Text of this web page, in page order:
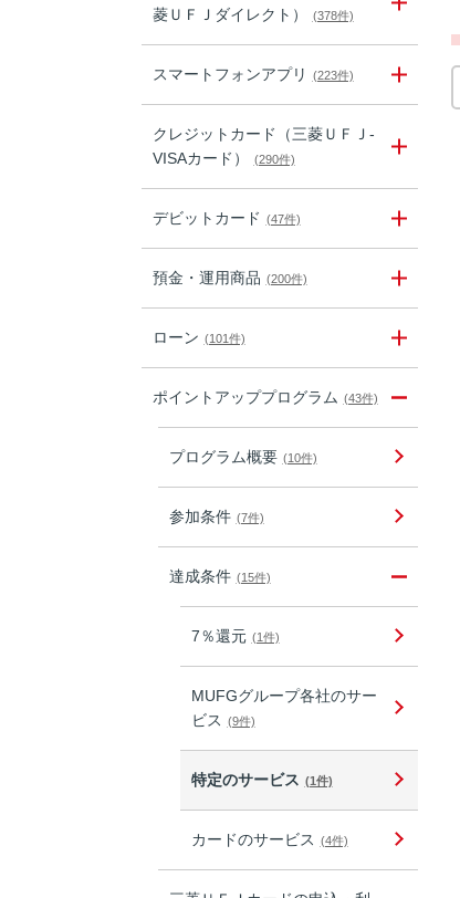
菱ＵＦＪダイレクト）
(378件)
スマートフォンアプリ (223件)
クレジットカード（三菱ＵＦＪ-
VISAカード）
(290件)
デビットカード (47件)
預金・運用商品 (200件)
ローン (101件)
ポイントアッププログラム (43件)
プログラム概要 (10件)
参加条件 (7件)
達成条件 (15件)
7％還元 (1件)
MUFGグループ各社のサー
ビス (9件)
特定のサービス (1件)
カードのサービス (4件)